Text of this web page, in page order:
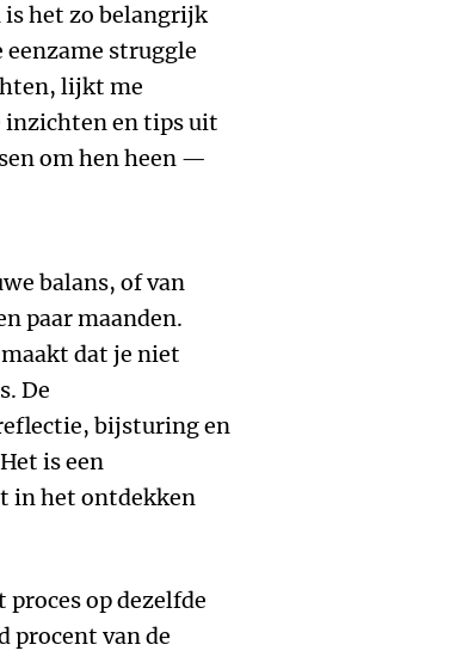
is het zo belangrijk
eenzame struggle
lijkt me
inzichten en tips uit
om hen heen —
balans, of van
paar maanden.
dat je niet
De
bijsturing en
is een
in het ontdekken
op dezelfde
procent van de